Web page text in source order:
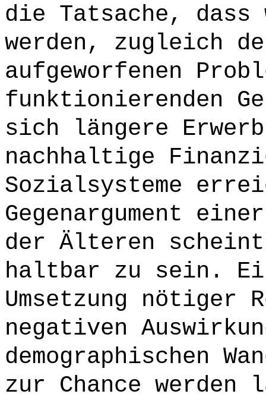
die Tatsache,
werden, zugleich
aufgeworfenen
funktionierenden
sich längere
nachhaltige
Sozialsysteme
Gegenargument
der Älteren
haltbar zu sein.
Umsetzung nötiger
negativen
demographischen
zur Chance werden